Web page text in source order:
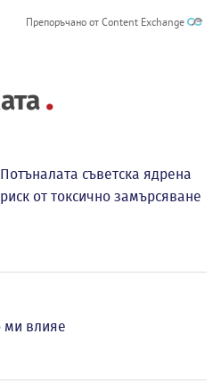
Препоръчано от Content Exchange
съветска ядрена
от токсично замърсяване
ми влияе